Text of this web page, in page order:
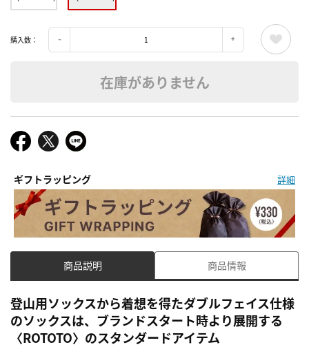
購入数：
在庫がありません
ギフトラッピング 詳細
商品説明 商品情報
登山用ソックスから着想を得たダブルフェイス仕様
のソックスは、ブランドスタート時より展開する
〈ROTOTO〉のスタンダードアイテム